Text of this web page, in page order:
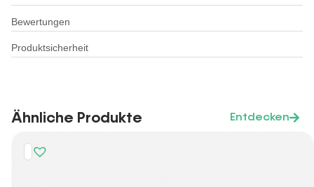
Bewertungen
Produktsicherheit
Ähnliche Produkte Entdecken